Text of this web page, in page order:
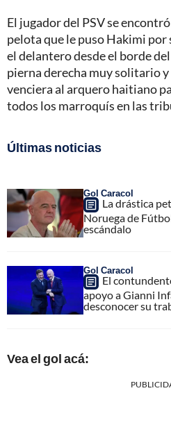
El jugador del PSV se
pelota que le puso Hakimi por
el delantero desde el borde
pierna derecha muy solitario
venciera al arquero haitiano
todos los marroquís en las
Últimas noticias
Gol Caracol
La drástica
Noruega de
escándalo
Gol Caracol
El
apoyo a Gianni
desconocer su
Vea el gol acá: